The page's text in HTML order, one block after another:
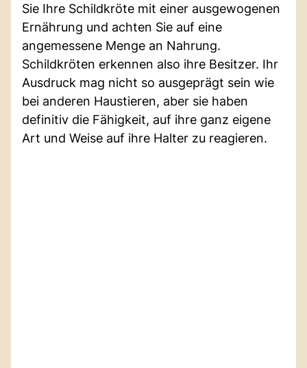
Sie Ihre Schildkröte mit einer ausgewogenen
Ernährung und achten Sie auf eine
angemessene Menge an Nahrung.
Schildkröten erkennen also ihre Besitzer. Ihr
Ausdruck mag nicht so ausgeprägt sein wie
bei anderen Haustieren, aber sie haben
definitiv die Fähigkeit, auf ihre ganz eigene
Art und Weise auf ihre Halter zu reagieren.